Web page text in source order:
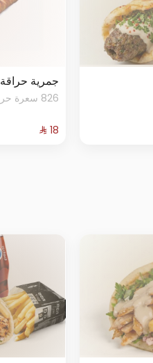
جمرية حراقة
826 سعرة حرارية